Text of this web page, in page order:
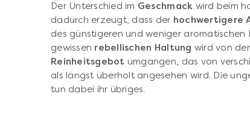
Der Unterschied im Geschmack wird beim
dadurch erzeugt, dass der hochwertigere
des günstigeren und weniger
gewissen rebellischen Haltung wird von
Reinheitsgebot umgangen, das von
als längst überholt angesehen wird. Die
tun dabei ihr übriges.